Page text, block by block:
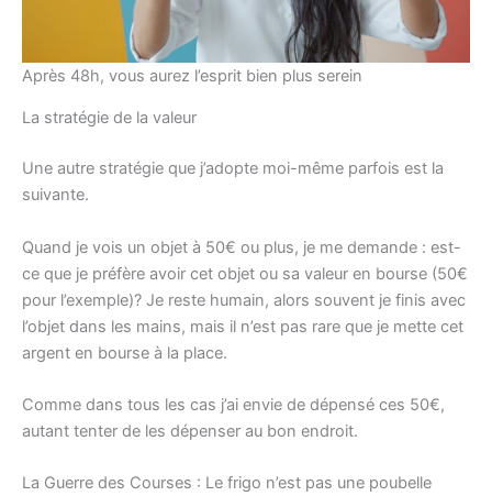
Après 48h, vous aurez l’esprit bien plus serein
La stratégie de la valeur
Une autre stratégie que j’adopte moi-même parfois est la
suivante.
Quand je vois un objet à 50€ ou plus, je me demande : est-
ce que je préfère avoir cet objet ou sa valeur en bourse (50€
pour l’exemple)? Je reste humain, alors souvent je finis avec
l’objet dans les mains, mais il n’est pas rare que je mette cet
argent en bourse à la place.
Comme dans tous les cas j’ai envie de dépensé ces 50€,
autant tenter de les dépenser au bon endroit.
La Guerre des Courses : Le frigo n’est pas une poubelle